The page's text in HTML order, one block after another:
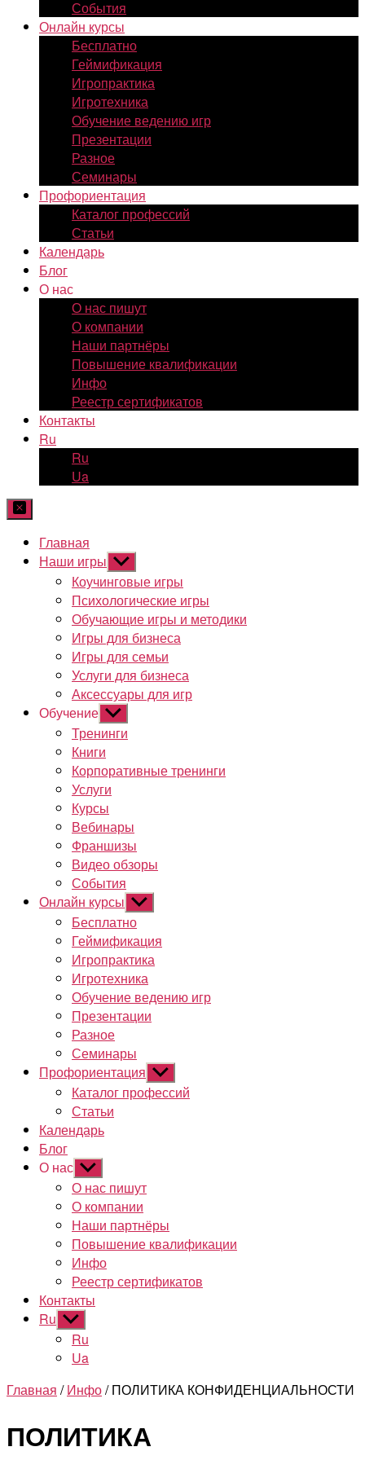
События
Онлайн курсы
Бесплатно
Геймификация
Игропрактика
Игротехника
Обучение ведению игр
Презентации
Разное
Семинары
Профориентация
Каталог профессий
Статьи
Календарь
Блог
О нас
О нас пишут
О компании
Наши партнёры
Повышение квалификации
Инфо
Реестр сертификатов
Контакты
Ru
Ru
Ua
Главная
Наши игры Показывать
подменю
Коучинговые игры
Психологические игры
Обучающие игры и методики
Игры для бизнеса
Игры для семьи
Услуги для бизнеса
Аксессуары для игр
Обучение Показывать
подменю
Тренинги
Книги
Корпоративные тренинги
Услуги
Курсы
Вебинары
Франшизы
Видео обзоры
События
Онлайн курсы Показывать
подменю
Бесплатно
Геймификация
Игропрактика
Игротехника
Обучение ведению игр
Презентации
Разное
Семинары
Профориентация Показывать
подменю
Каталог профессий
Статьи
Календарь
Блог
О нас Показывать
подменю
О нас пишут
О компании
Наши партнёры
Повышение квалификации
Инфо
Реестр сертификатов
Контакты
Ru Показывать
подменю
Ru
Ua
Главная /Инфо/ ПОЛИТИКА КОНФИДЕНЦИАЛЬНОСТИ
ПОЛИТИКА